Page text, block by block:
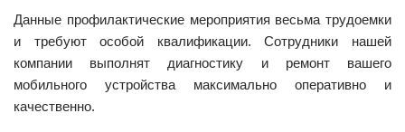
Данные профилактические мероприятия весьма трудоемки
и требуют особой квалификации. Сотрудники нашей
компании выполнят диагностику и ремонт вашего
мобильного устройства максимально оперативно и
качественно.